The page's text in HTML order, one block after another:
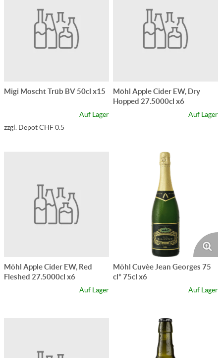
Migi Moscht Trüb BV 50cl x15
Auf Lager
zzgl. Depot CHF 0.5
Möhl Apple Cider EW, Dry
Hopped 27.5000cl x6
Auf Lager
Möhl Apple Cider EW, Red
Fleshed 27.5000cl x6
Auf Lager
Möhl Cuvèe Jean Georges 75
cl* 75cl x6
Auf Lager